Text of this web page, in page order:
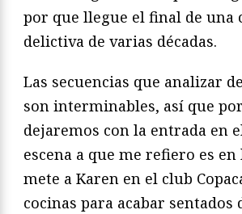
por que llegue el final de una
delictiva de varias décadas.
Las secuencias que analizar
son interminables, así que
dejaremos con la entrada en
escena a que me refiero es
mete a Karen en el club
cocinas para acabar sentados